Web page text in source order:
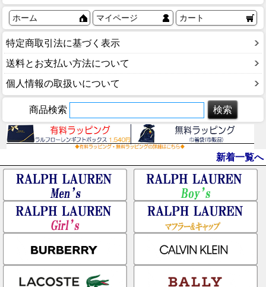
ホーム マイページ カート
特定商取引法に基づく表示
送料とお支払い方法について
個人情報の取扱いについて
商品検索
新着一覧へ